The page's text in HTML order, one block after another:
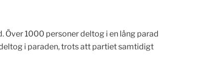
1000 personer deltog i en lång parad
i paraden, trots att partiet samtidigt